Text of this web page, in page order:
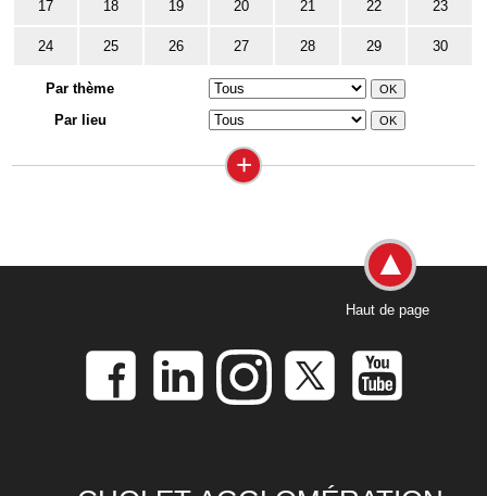
17 18 19 20 21 22 23
24 25 26 27 28 29 30
Par thème
Par lieu
+
Haut de page